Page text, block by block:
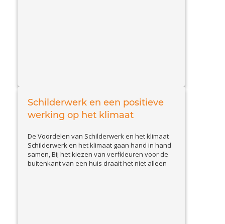
Schilderwerk en een positieve
werking op het klimaat
De Voordelen van Schilderwerk en het klimaat
Schilderwerk en het klimaat gaan hand in hand
samen, Bij het kiezen van verfkleuren voor de
buitenkant van een huis draait het niet alleen